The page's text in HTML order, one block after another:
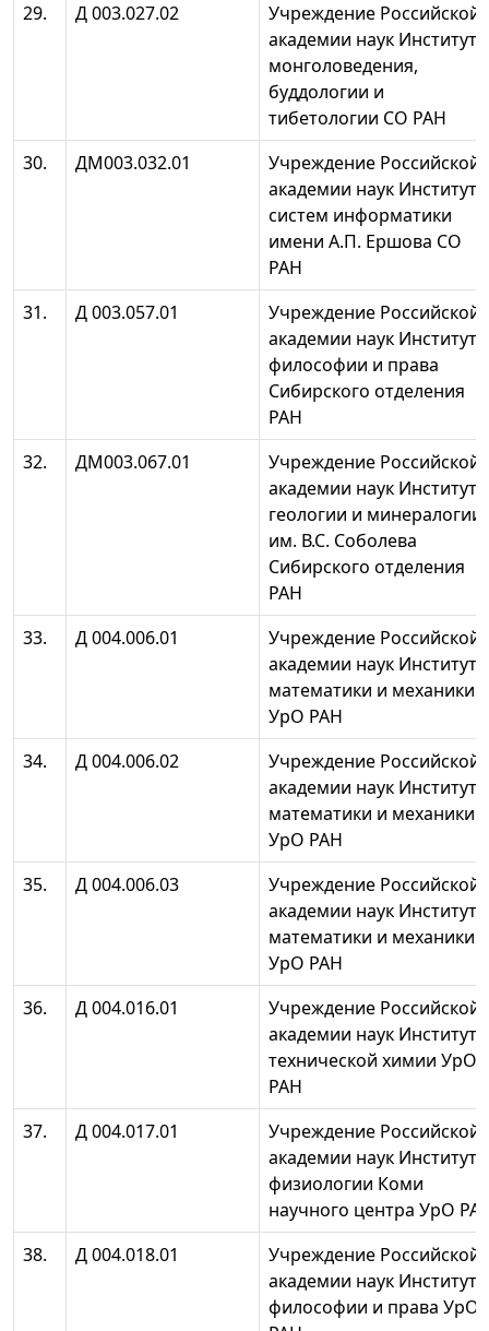
29.
Д 003.027.02
Учреждение Российской
академии наук Институт
монголоведения,
буддологии и
тибетологии СО РАН
30.
ДМ003.032.01
Учреждение Российской
академии наук Институт
систем информатики
имени А.П. Ершова СО
РАН
31.
Д 003.057.01
Учреждение Российской
академии наук Институт
философии и права
Сибирского отделения
РАН
32.
ДМ003.067.01
Учреждение Российской
академии наук Институт
геологии и минералогии
им. В.С. Соболева
Сибирского отделения
РАН
33.
Д 004.006.01
Учреждение Российской
академии наук Институт
математики и механики
УрО РАН
34.
Д 004.006.02
Учреждение Российской
академии наук Институт
математики и механики
УрО РАН
35.
Д 004.006.03
Учреждение Российской
академии наук Институт
математики и механики
УрО РАН
36.
Д 004.016.01
Учреждение Российской
академии наук Институт
технической химии УрО
РАН
37.
Д 004.017.01
Учреждение Российской
академии наук Институт
физиологии Коми
научного центра УрО
38.
Д 004.018.01
Учреждение Российской
академии наук Институт
философии и права УрО